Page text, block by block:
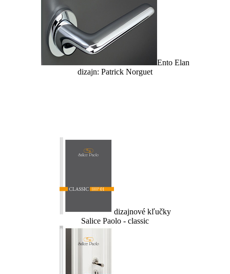
Ento Elan
dizajn: Patrick Norguet
dizajnové kľučky
Salice Paolo - classic